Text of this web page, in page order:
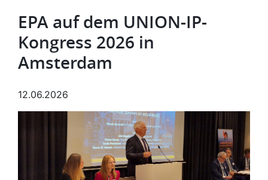
EPA auf dem UNION-IP-
Kongress 2026 in
Amsterdam
12.06.2026